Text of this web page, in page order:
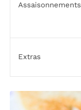
Assaisonnements
Extras